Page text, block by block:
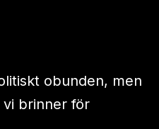
obunden, men
vi brinner för